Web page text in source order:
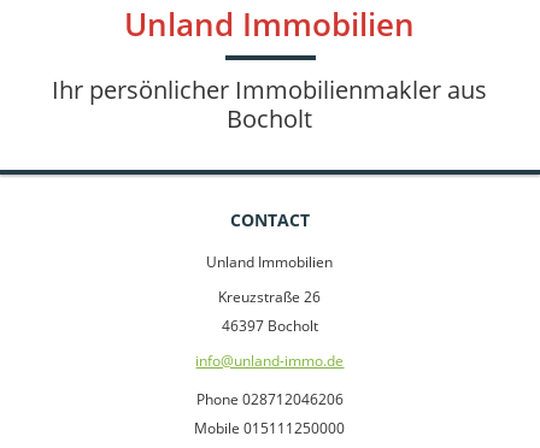
Unland Immobilien
Ihr persönlicher Immobilienmakler aus
Bocholt
CONTACT
Unland Immobilien
Kreuzstraße 26
46397 Bocholt
info@unland-immo.de
Phone 028712046206
Mobile 015111250000